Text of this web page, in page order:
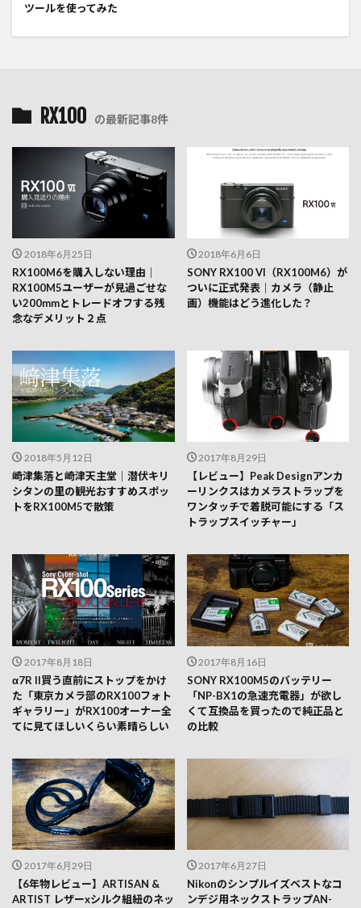
ツールを使ってみた
RX100 の最新記事8件
2018年6月25日
RX100M6を購入しない理由｜
RX100M5ユーザーが見過ごせな
い200mmとトレードオフする残
念なデメリット２点
2018年6月6日
SONY RX100 VI（RX100M6）が
ついに正式発表｜カメラ（静止
画）機能はどう進化した？
2018年5月12日
崎津集落と崎津天主堂｜潜伏キリ
シタンの里の観光おすすめスポッ
トをRX100M5で散策
2017年8月29日
【レビュー】Peak Designアンカ
ーリンクスはカメラストラップを
ワンタッチで着脱可能にする「ス
トラップスイッチャー」
2017年8月18日
α7R II買う直前にストップをかけ
た「東京カメラ部のRX100フォト
ギャラリー」がRX100オーナー全
てに見てほしいくらい素晴らしい
2017年8月16日
SONY RX100M5のバッテリー
「NP-BX1の急速充電器」が欲し
くて互換品を買ったので純正品と
の比較
2017年6月29日
【6年物レビュー】ARTISAN &
ARTIST レザーxシルク組紐のネッ
2017年6月27日
Nikonのシンプルイズベストなコ
ンデジ用ネックストラップAN-